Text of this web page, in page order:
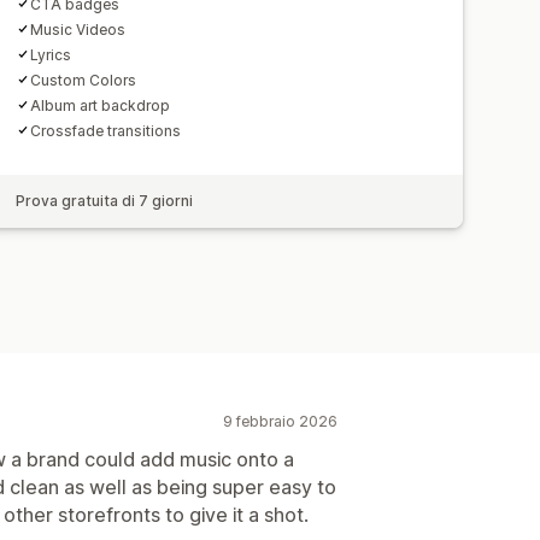
CTA badges
Music Videos
Lyrics
Custom Colors
Album art backdrop
Crossfade transitions
Prova gratuita di 7 giorni
9 febbraio 2026
a brand could add music onto a
as well as being super easy to
storefronts to give it a shot.